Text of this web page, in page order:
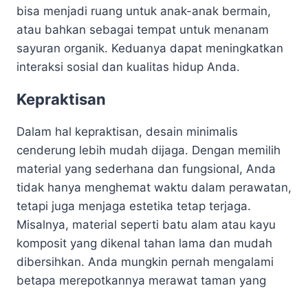
bisa menjadi ruang untuk anak-anak bermain,
atau bahkan sebagai tempat untuk menanam
sayuran organik. Keduanya dapat meningkatkan
interaksi sosial dan kualitas hidup Anda.
Kepraktisan
Dalam hal kepraktisan, desain minimalis
cenderung lebih mudah dijaga. Dengan memilih
material yang sederhana dan fungsional, Anda
tidak hanya menghemat waktu dalam perawatan,
tetapi juga menjaga estetika tetap terjaga.
Misalnya, material seperti batu alam atau kayu
komposit yang dikenal tahan lama dan mudah
dibersihkan. Anda mungkin pernah mengalami
betapa merepotkannya merawat taman yang